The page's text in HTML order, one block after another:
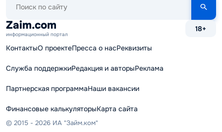
сайту
Zaim.com
информационный портал
18+
КонтактыО проектеПресса о насРеквизиты
Служба поддержкиРедакция и авторыРеклама
Партнерская программаНаши вакансии
Финансовые калькуляторыКарта сайта
© 2015 - 2026 ИА "Займ.ком"